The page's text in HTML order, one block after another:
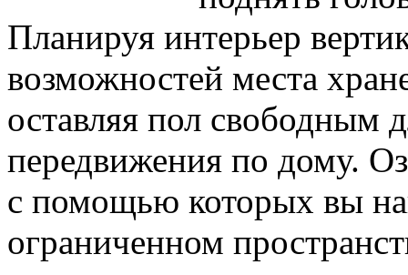
Планируя интерьер
возможностей места
оставляя пол свободным
передвижения по дому.
с помощью которых вы
ограниченном